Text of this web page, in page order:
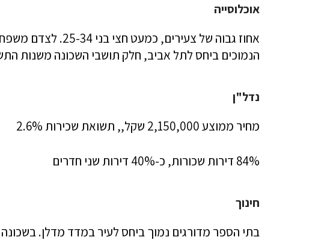
אוכלוסייה
אחוז גבוה של
הנמוכים ביחס לתל אביב, חלק תושבי השכונה משנות
נדל"ן
מחיר ממוצע 2,150,000 שקל,, תשואת שכירות 2.6%
84% דירות שכורות, כ-40% דירות שני חדרים
חינוך
בתי הספר מדורגים נמוך ביחס לעיר במדד מדלן. בשכונה